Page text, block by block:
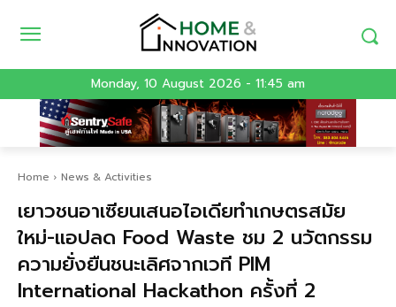
Monday, 10 August 2026 - 11:45 am
Home News & Activities
เยาวชนอาเซียนเสนอไอเดียทำเกษตรสมัย
ใหม่-แอปลด Food Waste ชม 2 นวัตกรรม
ความยั่งยืนชนะเลิศจากเวที PIM
International Hackathon ครั้งที่ 2